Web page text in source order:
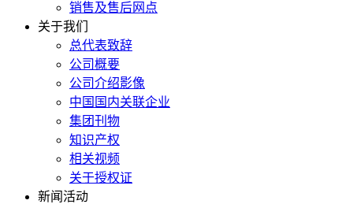
销售及售后网点
关于我们
总代表致辞
公司概要
公司介绍影像
中国国内关联企业
集团刊物
知识产权
相关视频
关于授权证
新闻活动